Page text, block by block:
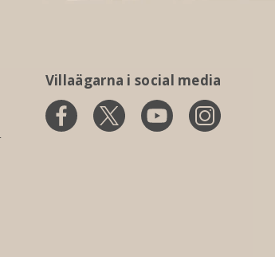
Villaägarna i social media